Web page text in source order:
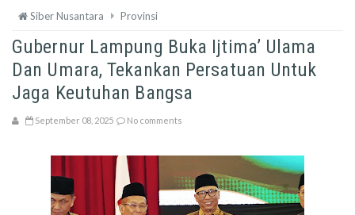
Siber Nusantara Provinsi
Gubernur Lampung Buka Ijtima’ Ulama
Dan Umara, Tekankan Persatuan Untuk
Jaga Keutuhan Bangsa
September 08, 2025 No comments